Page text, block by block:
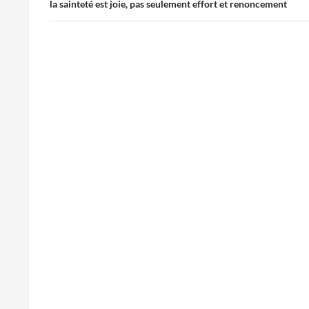
la sainteté est joie, pas seulement effort et renoncement